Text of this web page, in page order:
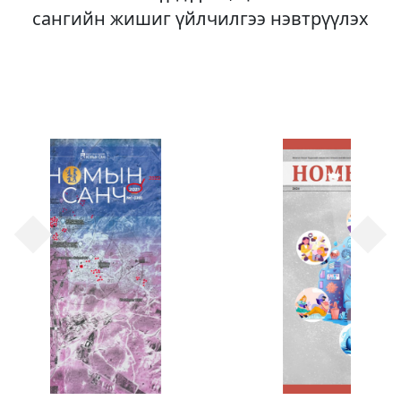
сангийн жишиг үйлчилгээ нэвтрүүлэх